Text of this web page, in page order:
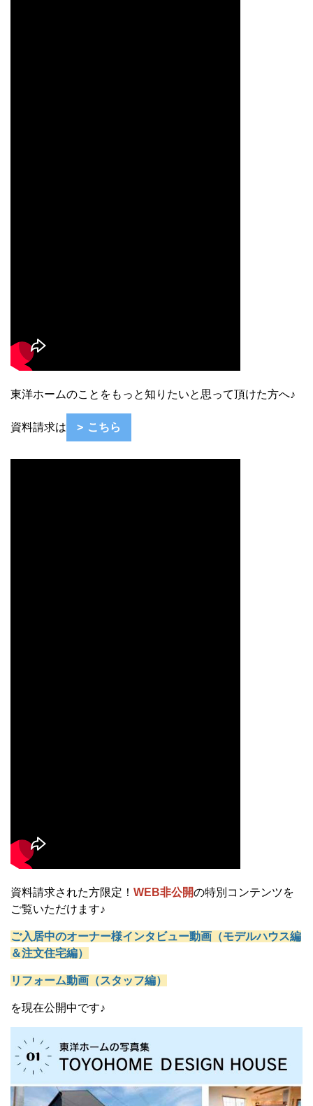
東洋ホームのことをもっと知りたいと思って頂けた方へ♪
資料請求は こちら
資料請求された方限定！ WEB非公開の特別コンテンツを
ご覧いただけます♪
ご入居中のオーナー様インタビュー動画（モデルハウス編
＆注文住宅編）
リフォーム動画（スタッフ編）
を現在公開中です♪